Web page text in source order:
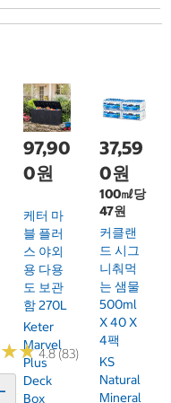
★★
★★4.8 (83)
97,90
0원
케터 마
블 플러
스 야외
용 다용
도 보관
함 270L
Keter
Marvel
Plus
Deck
Box
37,59
0원
100㎖당
47원
커클랜
드 시그
니춰먹
는 샘물
500ml
X 40 X
4팩
KS
Natural
Mineral